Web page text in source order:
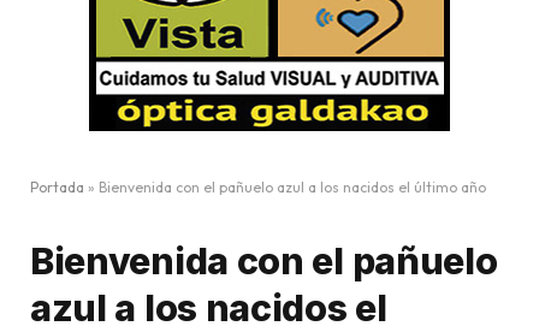
Portada » Bienvenida con el pañuelo azul a los nacidos el último año
Bienvenida con el pañuelo
azul a los nacidos el